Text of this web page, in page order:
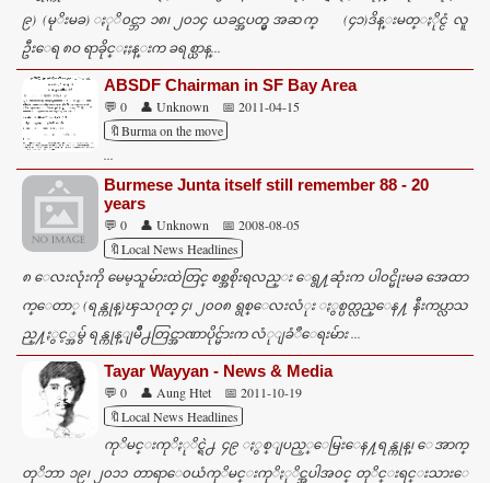
၉) (မုိးမခ) ႏုိ၀င္ဘာ ၁၈၊ ၂၀၁၄ ယခင္အပတ္မွ အဆက္ (၄၁)ဒိန္းမတ္ႏိုင္ငံ လူ
ဦးေရ ၈ဝ ရာခိုင္ႏႈန္းက ခရစ္ယာန္...
ABSDF Chairman in SF Bay Area
💬 0 👤 Unknown
📅 2011-04-15
🔖Burma on the move
Burmese Junta itself still remember 88 - 20
years
💬 0 👤 Unknown
📅 2008-08-05
🔖Local News Headlines
၈ ေလးလုံးကို မေမ့သူမ်ားထဲတြင္ စစ္အစိုးရလည္း ေရွ႔ဆုံးက ပါ၀င္မိုးမခ အေထာ
က္ေတာ္ (ရန္ကုန္)ၾသဂုတ္ ၄၊ ၂၀၀၈ ရွစ္ေလးလံုး ႏွစ္ပတ္လည္ေန႔ နီးကပ္လာသ
ည္႔ႏွင့္အမွ် ရန္ကုန္ျမိဳ႕တြင္အာဏာပိုင္မ်ားက လံုျခံဳေရးမ်ား ...
Tayar Wayyan - News & Media
💬 0 👤 Aung Htet
📅 2011-10-19
🔖Local News Headlines
ကုိမင္းကုိႏုိင္ရဲ႕ ၄၉ ႏွစ္ျပည့္ေမြးေန႔ရန္ကုန္၊ ေအာက္
တုိဘာ ၁၉၊ ၂၀၁၁ တာရာေ၀ယံကုိမင္းကုိႏုိင္အပါအ၀င္ တုိင္းရင္းသားေ